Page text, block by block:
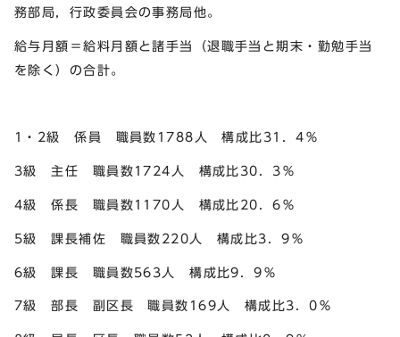
務部局，行政委員会の事務局他。
給与月額＝給料月額と諸手当（退職手当と期末・勤勉手当
を除く）の合計。
1・2級 係員 職員数1788人 構成比31．4％
3級 主任 職員数1724人 構成比30．3％
4級 係長 職員数1170人 構成比20．6％
5級 課長補佐 職員数220人 構成比3．9％
6級 課長 職員数563人 構成比9．9％
7級 部長 副区長 職員数169人 構成比3．0％